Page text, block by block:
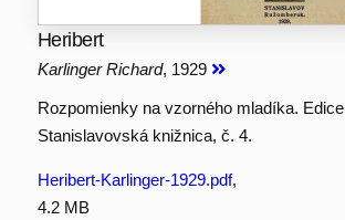
Heribert
Karlinger Richard, 1929
Rozpomienky na vzorného mladíka. Edice
Stanislavovská knižnica, č. 4.
Heribert-Karlinger-1929.pdf,
4.2 MB